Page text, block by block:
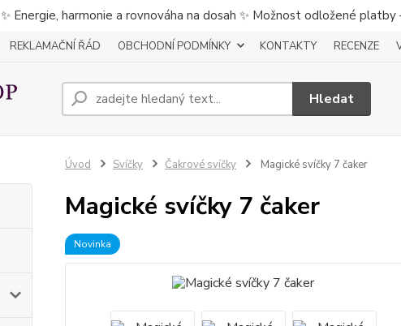
✨ Energie, harmonie a rovnováha na dosah ✨ Možnost odložené
REKLAMAČNÍ ŘÁD OBCHODNÍ PODMÍNKY KONTAKTY RECENZE
Hledat
Úvod Svíčky Čakrové svíčky Magické svíčky 7 čaker
Magické svíčky 7 čaker
Novinka